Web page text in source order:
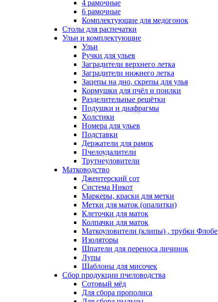
4 рамочные
6 рамочные
Комплектующие для медогонок
Столы для распечатки
Ульи и комплектующие
Ульи
Ручки для ульев
Заградители верхнего летка
Заградители нижнего летка
Зацепы на дно, скрепы для улья
Кормушки для пчёл и поилки
Разделительные решётки
Подушки и диафрагмы
Холстики
Номера для ульев
Подставки
Держатели для рамок
Пчелоудалители
Трутнеуловители
Матководство
Джентерский сот
Система Никот
Маркеры, краски для метки
Метки для маток (опалитки)
Клеточки для маток
Колпачки для маток
Маткоуловители (клипы) , трубки
Изоляторы
Шпатели для переноса личинок
Лупы
Шаблоны для мисочек
Сбор продукции пчеловодства
Сотовый мёд
Для сбора прополиса